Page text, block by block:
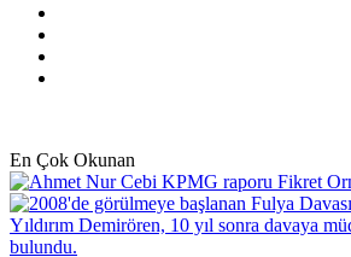
En Çok Okunan